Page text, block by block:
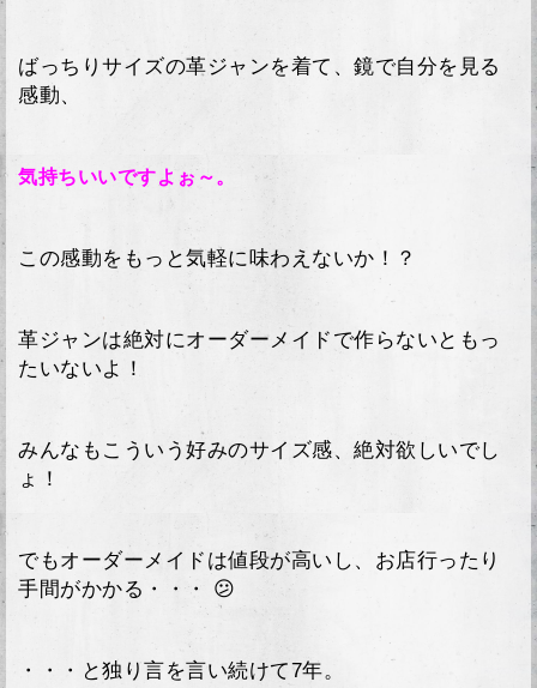
ばっちりサイズの革ジャンを着て、鏡で自分を見る
感動、
気持ちいいですよぉ～。
この感動をもっと気軽に味わえないか！？
革ジャンは絶対にオーダーメイドで作らないともっ
たいないよ！
みんなもこういう好みのサイズ感、絶対欲しいでし
ょ！
でもオーダーメイドは値段が高いし、お店行ったり
手間がかかる・・・ 😕
・・・と独り言を言い続けて7年。